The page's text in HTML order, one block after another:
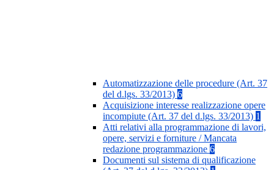
Automatizzazione delle procedure (Art. 37
del d.lgs. 33/2013) 6
Acquisizione interesse realizzazione opere
incompiute (Art. 37 del d.lgs. 33/2013) 1
Atti relativi alla programmazione di lavori,
opere, servizi e forniture / Mancata
redazione programmazione 6
Documenti sul sistema di qualificazione